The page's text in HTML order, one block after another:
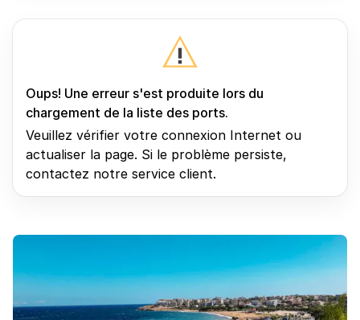
Oups! Une erreur s'est produite lors du
chargement de la liste des ports.
Veuillez vérifier votre connexion Internet ou
actualiser la page. Si le problème persiste,
contactez notre service client.